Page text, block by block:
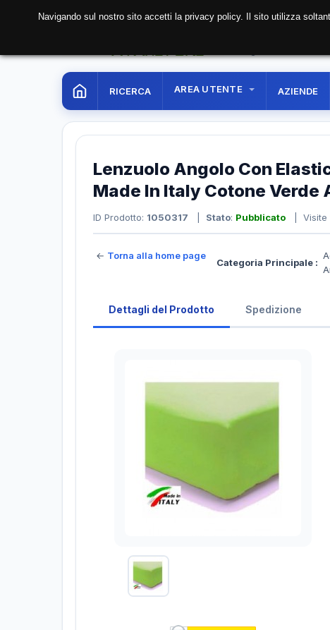
RICERCA AREA UTENTE AZIENDE
Lenzuolo Angolo Con
Made In Italy Cotone Verde
ID Prodotto: 1050317 Stato: Pubblicato | Visite
← Torna alla home page
Categoria Principale :
Dettagli del Prodotto Spedizione
Navigando sul nostro sito accetti la privacy policy. Il sito utilizza